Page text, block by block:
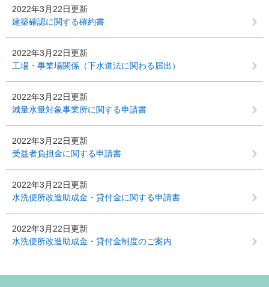
2022年3月22日更新
建築確認に関する確約書
2022年3月22日更新
工場・事業場関係（下水道法に関わる届出）
2022年3月22日更新
減量水量対象事業所に関する申請書
2022年3月22日更新
受益者負担金に関する申請書
2022年3月22日更新
水洗便所改造助成金・貸付金に関する申請書
2022年3月22日更新
水洗便所改造助成金・貸付金制度のご案内